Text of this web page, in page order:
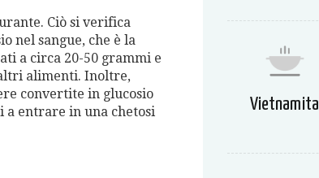
Ciò si verifica
nel sangue, che è la
a circa 20-50 grammi e
alimenti. Inoltre,
convertite in glucosio
entrare in una chetosi
Vietnamita